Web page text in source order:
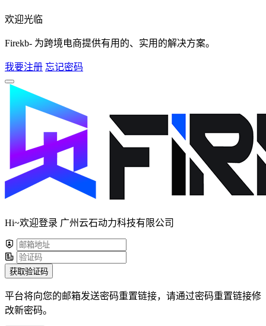
欢迎光临
Firekb- 为跨境电商提供有用的、实用的解决方案。
我要注册 忘记密码
Hi~欢迎登录 广州云石动力科技有限公司
获取验证码
平台将向您的邮箱发送密码重置链接，请通过密码重置链接修
改新密码。